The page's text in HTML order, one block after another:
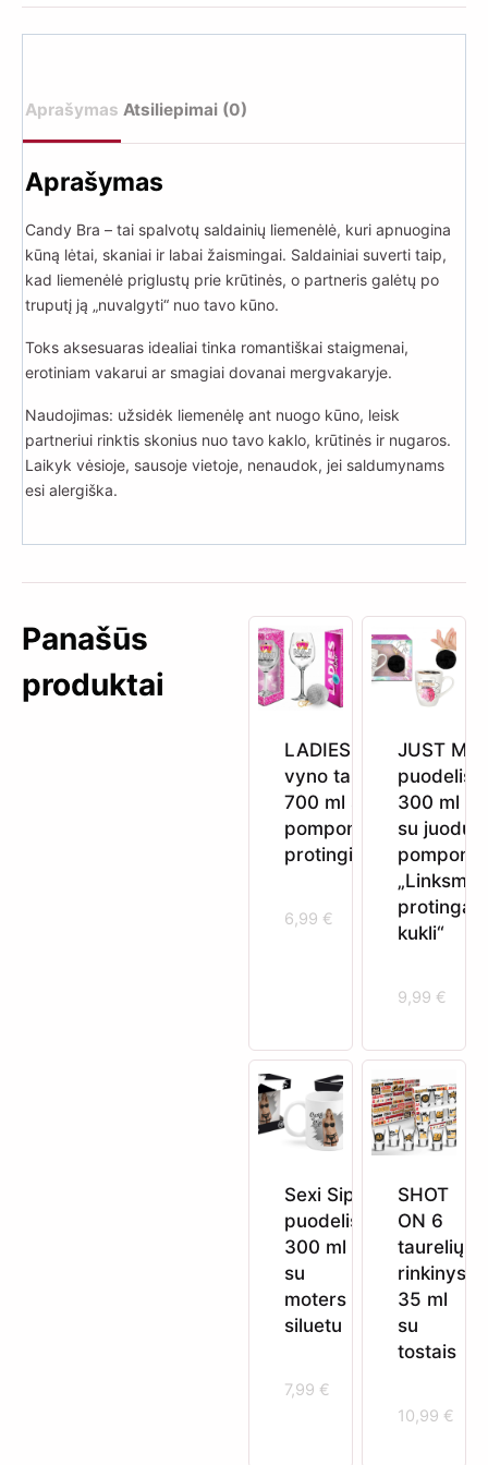
Aprašymas Atsiliepimai (0)
Aprašymas
Candy Bra – tai spalvotų saldainių liemenėlė, kuri apnuogina
kūną lėtai, skaniai ir labai žaismingai. Saldainiai suverti taip,
kad liemenėlė priglustų prie krūtinės, o partneris galėtų po
truputį ją „nuvalgyti“ nuo tavo kūno.
Toks aksesuaras idealiai tinka romantiškai staigmenai,
erotiniam vakarui ar smagiai dovanai mergvakaryje.
Naudojimas: užsidėk liemenėlę ant nuogo kūno, leisk
partneriui rinktis skonius nuo tavo kaklo, krūtinės ir nugaros.
Laikyk vėsioje, sausoje vietoje, nenaudok, jei saldumynams
esi alergiška.
Panašūs
produktai
LADIES TIME
vyno taurė
700 ml su
pomponu „Aš
protingiausia“
6,99 €
JUST ME
puodelis
300 ml
su juodu
pomponu
„Linksma,
protinga,
kukli“
9,99 €
Sexi Sip
puodelis
300 ml
su
moters
siluetu
7,99 €
SHOT
ON 6
taurelių
rinkinys
35 ml
su
tostais
10,99 €